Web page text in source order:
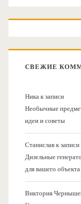
СВЕЖИЕ
Никак записи
Необычные
идеи и советы
Станиславк записи
Дизельные
для вашего объекта
Виктория